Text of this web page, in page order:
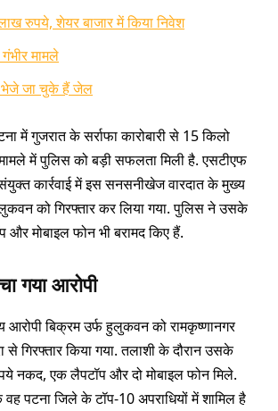
रुपये, शेयर बाजार में किया निवेश
मामले
भेजे जा चुके हैं जेल
में गुजरात के सर्राफा कारोबारी से 15 किलो
में पुलिस को बड़ी सफलता मिली है. एसटीएफ
कार्रवाई में इस सनसनीखेज वारदात के मुख्य
को गिरफ्तार कर लिया गया. पुलिस ने उसके
मोबाइल फोन भी बरामद किए हैं.
गया आरोपी
बिक्रम उर्फ हुलुकवन को रामकृष्णानगर
से गिरफ्तार किया गया. तलाशी के दौरान उसके
नकद, एक लैपटॉप और दो मोबाइल फोन मिले.
पटना जिले के टॉप-10 अपराधियों में शामिल है